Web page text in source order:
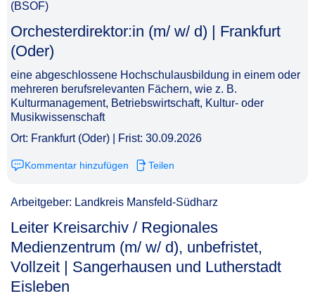
(BSOF)
Orchesterdirektor:in (m/ w/ d) | Frankfurt
(Oder)​‌‌‌‌​‌​‌‌‌‌‌​​‌‌‌​
eine abgeschlossene Hochschulausbildung in einem oder
mehreren berufsrelevanten Fächern, wie z. B.
Kulturmanagement, Betriebswirtschaft, Kultur- oder
Musikwissenschaft
Ort: Frankfurt (Oder) | Frist: 30.09.2026
Kommentar hinzufügen Teilen
Arbeitgeber: Landkreis Mansfeld-Südharz
Leiter Kreisarchiv / Regionales
Medienzentrum (m/ w/ d), unbefristet,
Vollzeit | Sangerhausen und Lutherstadt
Eisleben​‌‌‌‌​‌​‌‌‌‌‌​​‌‌​‌